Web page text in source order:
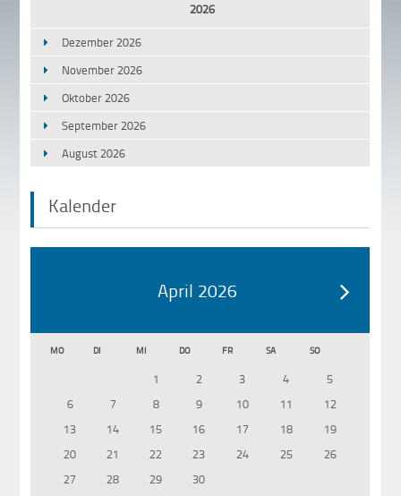
2026
Dezember 2026
November 2026
Oktober 2026
September 2026
August 2026
Kalender
April 2026
MO DI MI DO FR SA SO
1 2 3 4
5
6
7 8 9 10 11
12
13
14 15 16 17 18
19
20
21 22 23 24 25
26
27
28 29 30